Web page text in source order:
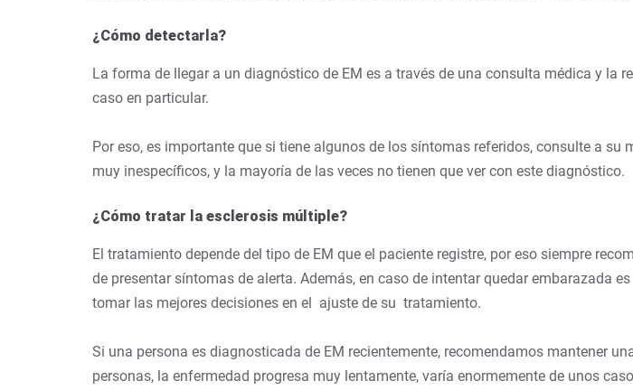
¿Cómo detectarla?
La forma de llegar a un diagnóstico de EM es a través de una consulta médica y
caso en particular.
Por eso, es importante que si tiene algunos de los síntomas referidos, consulte a
muy inespecíficos, y la mayoría de las veces no tienen que ver con este diagnóstico.
¿Cómo tratar la esclerosis múltiple?
El tratamiento depende del tipo de EM que el paciente registre, por eso siempre
de presentar síntomas de alerta. Además, en caso de intentar quedar embarazada
tomar las mejores decisiones en el ajuste de su tratamiento.
Si una persona es diagnosticada de EM recientemente, recomendamos mantener
personas, la enfermedad progresa muy lentamente, varía enormemente de unos